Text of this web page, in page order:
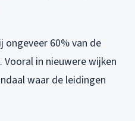
60% van de
in nieuwere wijken
waar de leidingen